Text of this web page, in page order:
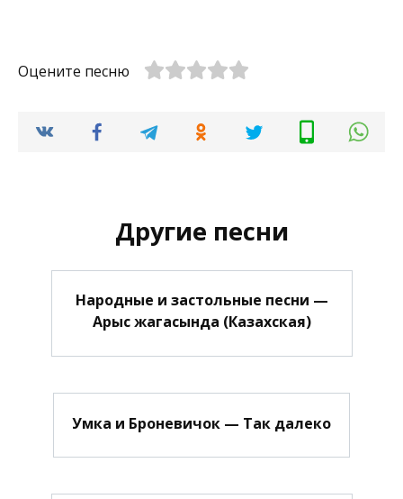
Оцените песню
Другие песни
Народные и застольные песни —
Арыс жагасында (Казахская)
Умка и Броневичок — Так далеко